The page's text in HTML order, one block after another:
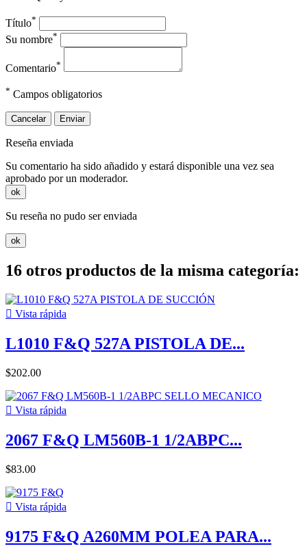
Título*
Su nombre*
Comentario*
* Campos obligatorios
Cancelar Enviar
Reseña enviada
Su comentario ha sido añadido y estará disponible una vez sea
aprobado por un moderador.
ok
Su reseña no pudo ser enviada
ok
16 otros productos de la misma categoría:
 Vista rápida
L1010 F&Q 527A PISTOLA DE...
$202.00
 Vista rápida
2067 F&Q LM560B-1 1/2ABPC...
$83.00
 Vista rápida
9175 F&Q A260MM POLEA PARA...